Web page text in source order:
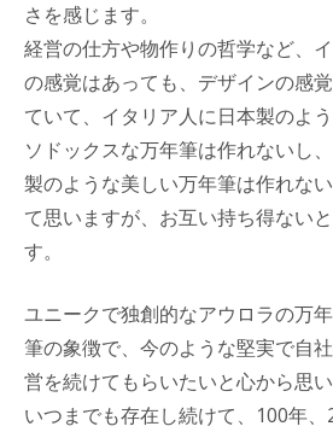
さを感じます。
経営の仕方や物作りの哲学など、
の感覚はあっても、デザインの感
ていて、イタリア人に日本製のよ
ソドックスな万年筆は作れないし
製のような美しい万年筆は作れな
て思いますが、お互い持ち得ない
す。
ユニークで独創的なアウロラの万
筆の象徴で、今のような堅実で自
営を続けてもらいたいと心から思い
いつまでも存在し続けて、100年